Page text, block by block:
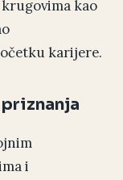
kao
karijere.
i